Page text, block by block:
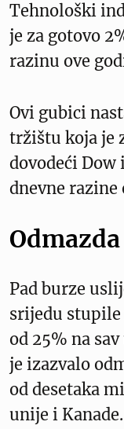
Tehnološki
je za gotovo
razinu ove
Ovi gubici
tržištu koja je
dovodeći Dow
dnevne razine
Pad burze
srijedu stupile
od 25% na
je izazvalo
od desetaka
unije i Kanade.